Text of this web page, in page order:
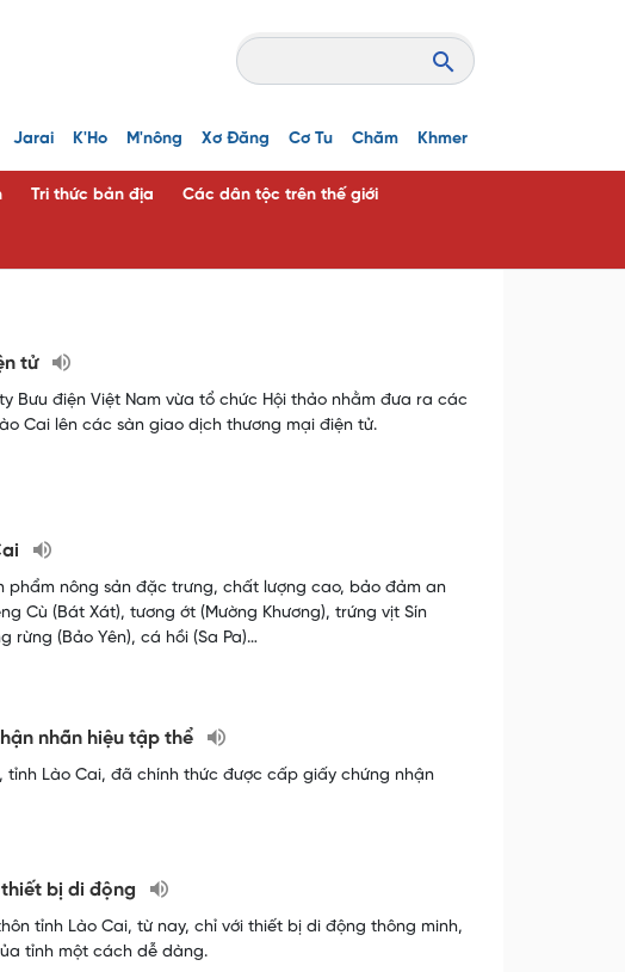
Jarai K'Ho M'nông Xơ Đăng Cơ Tu Chăm Khmer
Tri thức bản địa Các dân tộc trên thế giới
tử
Bưu điện Việt Nam vừa tổ chức Hội thảo nhằm đưa ra các
Cai lên các sàn giao dịch thương mại điện tử.
phẩm nông sản đặc trưng, chất lượng cao, bảo đảm an
Cù (Bát Xát), tương ớt (Mường Khương), trứng vịt Sín
rừng (Bảo Yên), cá hồi (Sa Pa)…
nhãn hiệu tập thể
tỉnh Lào Cai, đã chính thức được cấp giấy chứng nhận
bị di động
tỉnh Lào Cai, từ nay, chỉ với thiết bị di động thông minh,
tỉnh một cách dễ dàng.